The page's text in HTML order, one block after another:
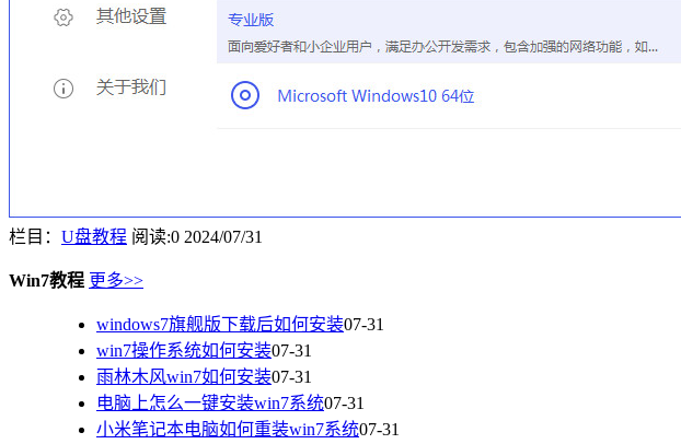
栏目： U盘教程 阅读:0 2024/07/31
Win7教程 更多>>
windows7旗舰版下载后如何安装07-31
win7操作系统如何安装07-31
雨林木风win7如何安装07-31
电脑上怎么一键安装win7系统07-31
小米笔记本电脑如何重装win7系统07-31